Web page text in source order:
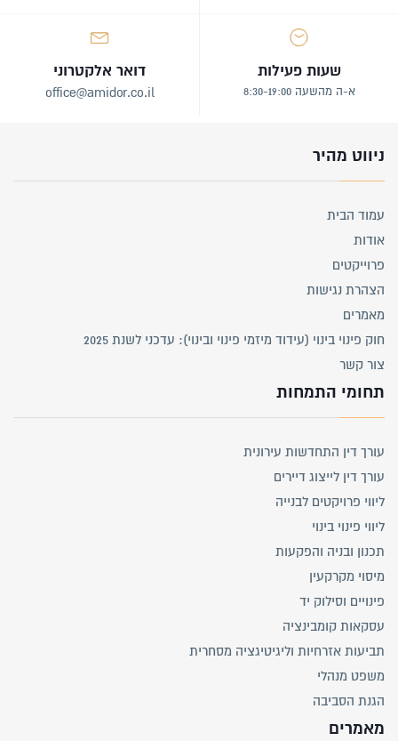
שעות פעילות
א-ה מהשעה 8:30-19:00
דואר אלקטרוני
office@amidor.co.il
ניווט מהיר
עמוד הבית
אודות
פרוייקטים
הצהרת נגישות
מאמרים
חוק פינוי בינוי (עידוד מיזמי פינוי ובינוי): עדכני לשנת 2025
צור קשר
תחומי התמחות
עורך דין התחדשות עירונית
עורך דין לייצוג דיירים
ליווי פרויקטים לבנייה
ליווי פינוי בינוי
תכנון ובניה והפקעות
מיסוי מקרקעין
פינויים וסילוק יד
עסקאות קומבינציה
תביעות אזרחיות וליגיטיגציה מסחרית
משפט מנהלי
הגנת הסביבה
מאמרים